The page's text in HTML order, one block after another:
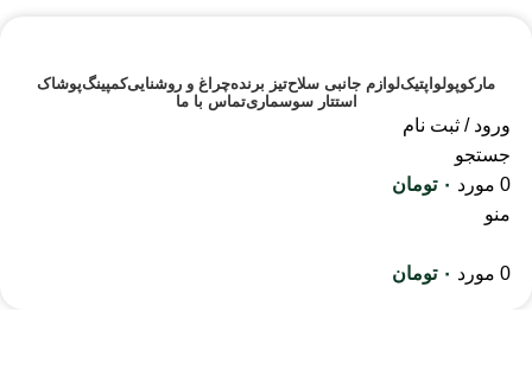
مارکوپولو اپتیکلوازم جانبی سلاحتیز برندهچراغ و روشناییکمپینگپوشاک
استتار سوسماریتماس با ما
ورود / ثبت نام
جستجو
0 مورد ۰ تومان
منو
0 مورد ۰ تومان